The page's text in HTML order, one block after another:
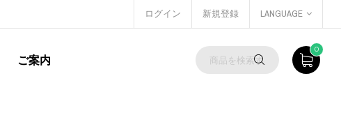
ログイン 新規登録 LANGUAGE
ご案内
0